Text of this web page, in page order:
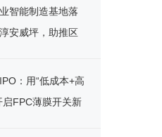
智能制造基地落
安威坪，助推区
：用“低成本+高
启FPC薄膜开关新